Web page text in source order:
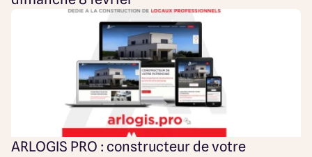
ARLOGIS PRO : constructeur de votre